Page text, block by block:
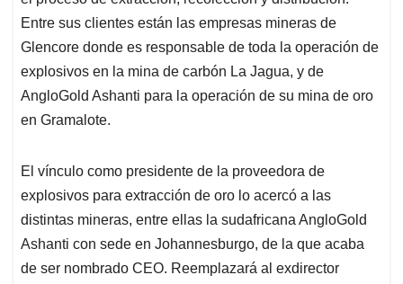
Entre sus clientes están las empresas mineras de
Glencore donde es responsable de toda la operación de
explosivos en la mina de carbón La Jagua, y de
AngloGold Ashanti para la operación de su mina de oro
en Gramalote.
El vínculo como presidente de la proveedora de
explosivos para extracción de oro lo acercó a las
distintas mineras, entre ellas la sudafricana AngloGold
Ashanti con sede en Johannesburgo, de la que acaba
de ser nombrado CEO. Reemplazará al exdirector